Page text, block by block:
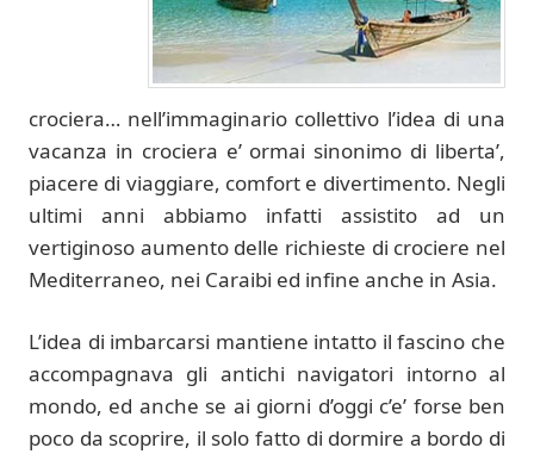
crociera… nell’immaginario collettivo l’idea di una
vacanza in crociera e’ ormai sinonimo di liberta’,
piacere di viaggiare, comfort e divertimento. Negli
ultimi anni abbiamo infatti assistito ad un
vertiginoso aumento delle richieste di crociere nel
Mediterraneo, nei Caraibi ed infine anche in Asia.
L’idea di imbarcarsi mantiene intatto il fascino che
accompagnava gli antichi navigatori intorno al
mondo, ed anche se ai giorni d’oggi c’e’ forse ben
poco da scoprire, il solo fatto di dormire a bordo di